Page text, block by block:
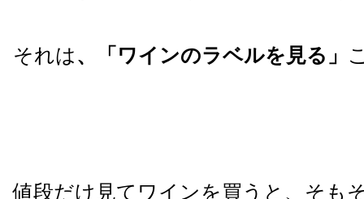
それは、「ワインのラベルを見る」
値段だけ見てワインを買うと、そも